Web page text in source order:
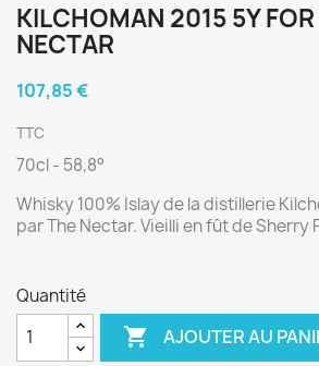
KILCHOMAN 2015 5Y
NECTAR
107,85 €
TTC
70cl - 58,8°
Whisky 100% Islay de la distillerie
par The Nectar. Vieilli en fût de Sherry
Quantité
 AJOUTER AU